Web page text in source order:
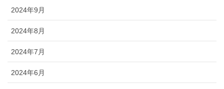
2024年9月
2024年8月
2024年7月
2024年6月